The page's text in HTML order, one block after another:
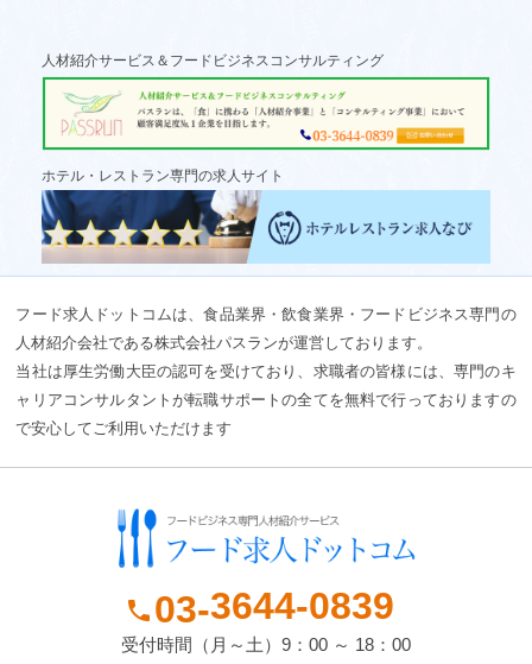
人材紹介サービス＆フードビジネスコンサルティング
ホテル・レストラン専門の求人サイト
フード求人ドットコムは、食品業界・飲食業界・フードビジネス専門の
人材紹介会社である株式会社パスランが運営しております。
当社は厚生労働大臣の認可を受けており、求職者の皆様には、専門のキ
ャリアコンサルタントが転職サポートの全てを無料で行っておりますの
で安心してご利用いただけます
phone 03-3644-0839
受付時間（月～土）9：00 ～ 18：00